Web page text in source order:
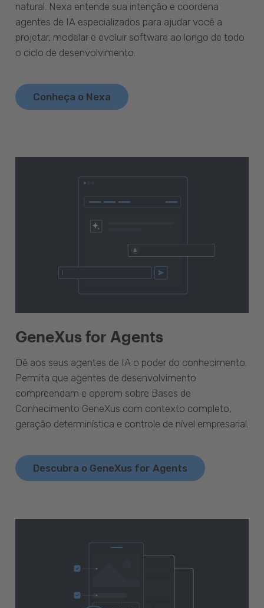
natural. Nexa entende sua intenção e coordena
agentes de IA especializados para ajudar você a
projetar, modelar e evoluir software ao longo de todo
o ciclo de desenvolvimento.
Conheça o Nexa
GeneXus for Agents
Dê aos seus agentes de IA o poder do conhecimento.
Permita que agentes de desenvolvimento
compreendam e operem sobre Bases de
Conhecimento GeneXus com contexto completo,
geração determinística e controle de nível empresarial.
Descubra o GeneXus for Agents